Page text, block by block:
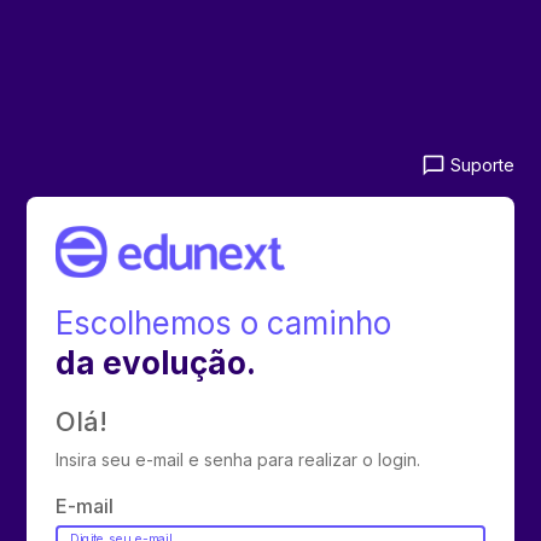
chat_bubble_outline Suporte
Escolhemos o caminho
da evolução.
Olá!
Insira seu e-mail e senha para realizar o login.
E-mail